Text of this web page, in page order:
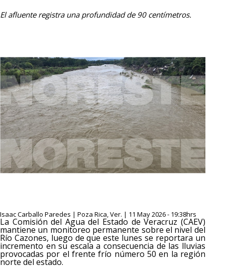
El afluente registra una profundidad de 90 centímetros.
Isaac Carballo Paredes | Poza Rica, Ver. | 11 May 2026 - 19:38hrs
La Comisión del Agua del Estado de Veracruz (CAEV)
mantiene un monitoreo permanente sobre el nivel del
Río Cazones, luego de que este lunes se reportara un
incremento en su escala a consecuencia de las lluvias
provocadas por el frente frío número 50 en la región
norte del estado.